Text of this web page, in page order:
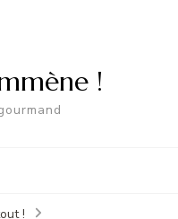
!
!